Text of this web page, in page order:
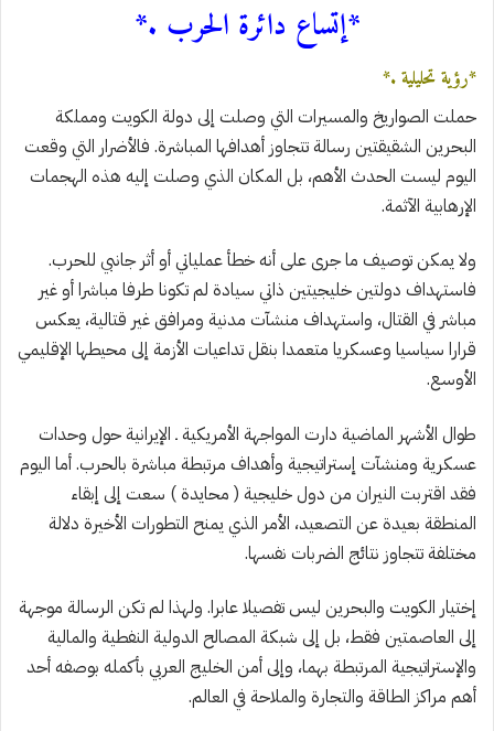
*إتساع دائرة الحرب .*
*رؤية تحليلية .*
حملت الصواريخ والمسيرات التي وصلت إلى دولة الكويت ومملكة
البحرين الشقيقتين رسالة تتجاوز أهدافها المباشرة. فالأضرار التي وقعت
اليوم ليست الحدث الأهم، بل المكان الذي وصلت إليه هذه الهجمات
الإرهابية الآثمة.
ولا يمكن توصيف ما جرى على أنه خطأ عملياتي أو أثر جانبي للحرب.
فاستهداف دولتين خليجيتين ذاتي سيادة لم تكونا طرفا مباشرا أو غير
مباشر في القتال، واستهداف منشآت مدنية ومرافق غير قتالية، يعكس
قرارا سياسيا وعسكريا متعمدا بنقل تداعيات الأزمة إلى محيطها الإقليمي
الأوسع.
طوال الأشهر الماضية دارت المواجهة الأمريكية ـ الإيرانية حول وحدات
عسكرية ومنشآت إستراتيجية وأهداف مرتبطة مباشرة بالحرب. أما اليوم
فقد اقتربت النيران من دول خليجية ( محايدة ) سعت إلى إبقاء
المنطقة بعيدة عن التصعيد، الأمر الذي يمنح التطورات الأخيرة دلالة
مختلفة تتجاوز نتائج الضربات نفسها.
إختيار الكويت والبحرين ليس تفصيلا عابرا. ولهذا لم تكن الرسالة موجهة
إلى العاصمتين فقط، بل إلى شبكة المصالح الدولية النفطية والمالية
والإستراتيجية المرتبطة بهما، وإلى أمن الخليج العربي بأكمله بوصفه أحد
أهم مراكز الطاقة والتجارة والملاحة في العالم.